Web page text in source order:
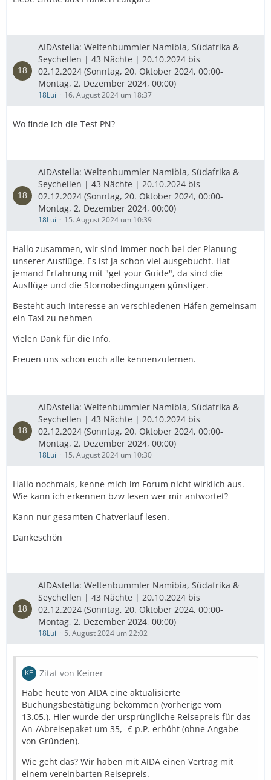
AIDAstella: Weltenbummler Namibia, Südafrika &
Seychellen | 43 Nächte | 20.10.2024 bis
02.12.2024 (Sonntag, 20. Oktober 2024, 00:00-
Montag, 2. Dezember 2024, 00:00)
18Lui 16. August 2024 um 18:37
Wo finde ich die Test PN?
AIDAstella: Weltenbummler Namibia, Südafrika &
Seychellen | 43 Nächte | 20.10.2024 bis
02.12.2024 (Sonntag, 20. Oktober 2024, 00:00-
Montag, 2. Dezember 2024, 00:00)
18Lui 15. August 2024 um 10:39
Hallo zusammen, wir sind immer noch bei der Planung
unserer Ausflüge. Es ist ja schon viel ausgebucht. Hat
jemand Erfahrung mit "get your Guide", da sind die
Ausflüge und die Stornobedingungen günstiger.
Besteht auch Interesse an verschiedenen Häfen gemeinsam
ein Taxi zu nehmen
Vielen Dank für die Info.
Freuen uns schon euch alle kennenzulernen.
AIDAstella: Weltenbummler Namibia, Südafrika &
Seychellen | 43 Nächte | 20.10.2024 bis
02.12.2024 (Sonntag, 20. Oktober 2024, 00:00-
Montag, 2. Dezember 2024, 00:00)
18Lui 15. August 2024 um 10:30
Hallo nochmals, kenne mich im Forum nicht wirklich aus.
Wie kann ich erkennen bzw lesen wer mir antwortet?
Kann nur gesamten Chatverlauf lesen.
Dankeschön
AIDAstella: Weltenbummler Namibia, Südafrika &
Seychellen | 43 Nächte | 20.10.2024 bis
02.12.2024 (Sonntag, 20. Oktober 2024, 00:00-
Montag, 2. Dezember 2024, 00:00)
18Lui 5. August 2024 um 22:02
Zitat von Keiner
Habe heute von AIDA eine aktualisierte
Buchungsbestätigung bekommen (vorherige vom
13.05.). Hier wurde der ursprüngliche Reisepreis für das
An-/Abreisepaket um 35,- € p.P. erhöht (ohne Angabe
von Gründen).
Wie geht das? Wir haben mit AIDA einen Vertrag mit
einem vereinbarten Reisepreis.